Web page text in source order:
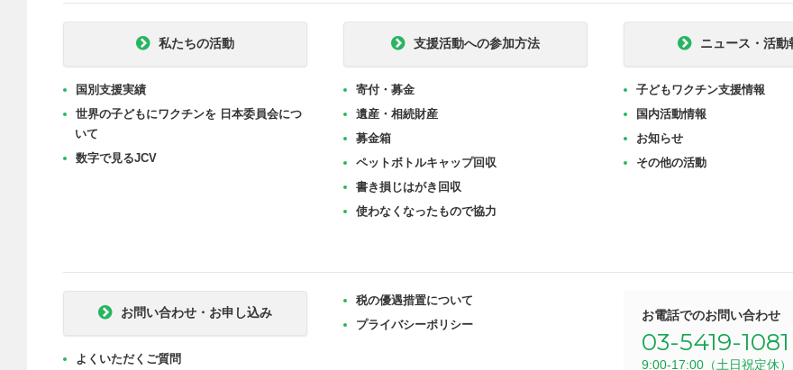
私たちの活動
国別支援実績
世界の子どもにワクチンを 日本委員会につ
いて
数字で見るJCV
支援活動への参加方法
寄付・募金
遺産・相続財産
募金箱
ペットボトルキャップ回収
書き損じはがき回収
使わなくなったもので協力
ニュース・活動
子どもワクチン支援情報
国内活動情報
お知らせ
その他の活動
お問い合わせ・お申し込み
よくいただくご質問
税の優遇措置について
プライバシーポリシー
お電話でのお問い合わせ
03-5419-1081
9:00-17:00（土日祝定休）